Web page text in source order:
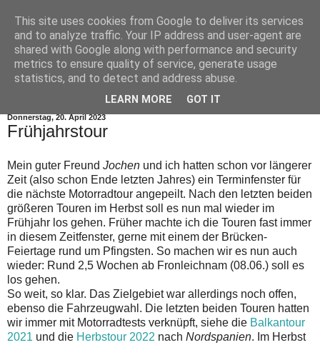
Donnerstag, 20. April 2023
Frühjahrstour
Mein guter Freund Jochen und ich hatten schon vor längerer
Zeit (also schon Ende letzten Jahres) ein Terminfenster für
die nächste Motorradtour angepeilt. Nach den letzten beiden
größeren Touren im Herbst soll es nun mal wieder im
Frühjahr los gehen. Früher machte ich die Touren fast immer
in diesem Zeitfenster, gerne mit einem der Brücken-
Feiertage rund um Pfingsten. So machen wir es nun auch
wieder: Rund 2,5 Wochen ab Fronleichnam (08.06.) soll es
los gehen.
So weit, so klar. Das Zielgebiet war allerdings noch offen,
ebenso die Fahrzeugwahl. Die letzten beiden Touren hatten
wir immer mit Motorradtests verknüpft, siehe die Balkantour
2021 und die Herbstour 2022 nach Nordspanien. Im Herbst
This site uses cookies from Google to deliver its services
and to analyze traffic. Your IP address and user-agent are
shared with Google along with performance and security
metrics to ensure quality of service, generate usage
statistics, and to detect and address abuse.
LEARN MORE GOT IT